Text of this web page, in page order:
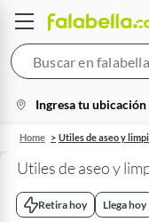
location-
icon
Ingresa tu ubicación
Home Utiles de aseo y
Utiles de aseo y
Retira hoy Llega hoy